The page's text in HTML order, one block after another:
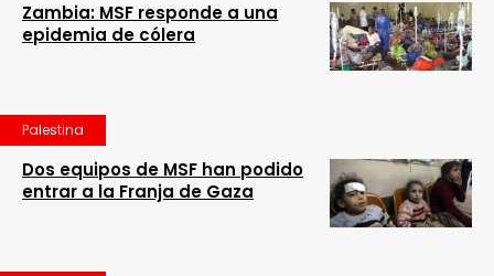
Zambia: MSF responde a una
epidemia de cólera
Palestina
Dos equipos de MSF han podido
entrar a la Franja de Gaza